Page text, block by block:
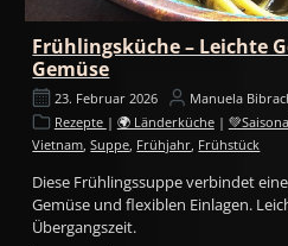
Frühlingsküche – Leichte
Gemüse
23. Februar 2026
Manuela
Rezepte | 🌍 Länderküche|
Vietnam,Suppe, Frühjahr, Frühstück
Diese Frühlingssuppe verbindet
Gemüse und flexiblen Einlagen.
Übergangszeit.